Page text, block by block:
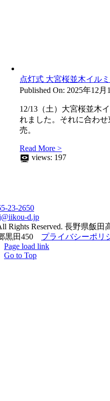
点灯式 大宮桜並木イル
Published On: 2025年12月
12/13（土）大宮桜並木
れました。それに合わ
売。
Read More >
views: 197
23-2650
d.jp
Rights Reserved. 長野県飯
黒田450 プライバシーポリ
Page load link
Go to Top